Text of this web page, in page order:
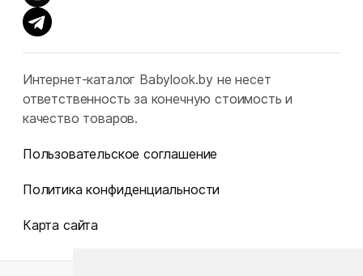
Интернет-каталог Babylook.by не несет
ответственность за конечную стоимость и
качество товаров.
Пользовательское соглашение
Политика конфиденциальности
Карта сайта